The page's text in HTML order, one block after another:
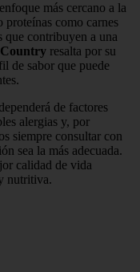
más cercano a la
proteínas como carnes
que contribuyen a una
resalta por su
de sabor que puede
de factores
alergias y, por
siempre consultar con
sea la más adecuada.
calidad de vida
nutritiva.